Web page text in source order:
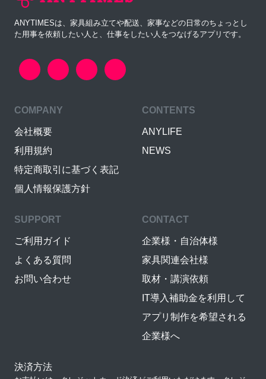
ANYTIMESは、家具組み立てや配送、家事などの日常のちょっとし
た用事を依頼したい人と、仕事をしたい人をつなげるアプリです。
COMPANY
会社概要
利用規約
特定商取引に基づく表記
個人情報保護方針
CONTENTS
ANYLIFE
NEWS
SUPPORT
ご利用ガイド
よくある質問
お問い合わせ
CONTACT
企業様・自治体様
家具関連会社様
取材・講演依頼
IT導入補助金を利用して
アプリ制作を希望される
企業様へ
決済方法